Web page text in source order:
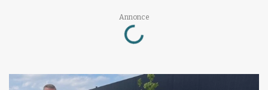
Annonce
Loading...